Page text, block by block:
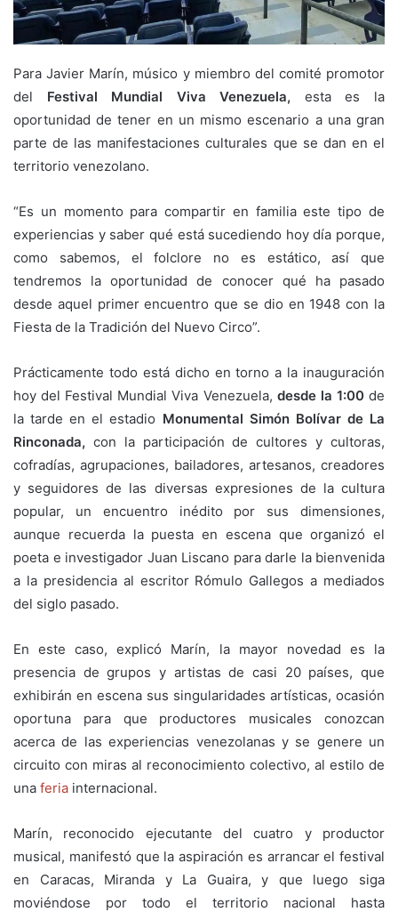
Para Javier Marín, músico y miembro del comité promotor
del Festival Mundial Viva Venezuela, esta es la
oportunidad de tener en un mismo escenario a una gran
parte de las manifestaciones culturales que se dan en el
territorio venezolano.
“Es un momento para compartir en familia este tipo de
experiencias y saber qué está sucediendo hoy día porque,
como sabemos, el folclore no es estático, así que
tendremos la oportunidad de conocer qué ha pasado
desde aquel primer encuentro que se dio en 1948 con la
Fiesta de la Tradición del Nuevo Circo”.
Prácticamente todo está dicho en torno a la inauguración
hoy del Festival Mundial Viva Venezuela, desde la 1:00de
la tarde en el estadio Monumental Simón Bolívar de La
Rinconada, con la participación de cultores y cultoras,
cofradías, agrupaciones, bailadores, artesanos, creadores
y seguidores de las diversas expresiones de la cultura
popular, un encuentro inédito por sus dimensiones,
aunque recuerda la puesta en escena que organizó el
poeta e investigador Juan Liscano para darle la bienvenida
a la presidencia al escritor Rómulo Gallegos a mediados
del siglo pasado.
En este caso, explicó Marín, la mayor novedad es la
presencia de grupos y artistas de casi 20 países, que
exhibirán en escena sus singularidades artísticas, ocasión
oportuna para que productores musicales conozcan
acerca de las experiencias venezolanas y se genere un
circuito con miras al reconocimiento colectivo, al estilo de
una feria internacional.
Marín, reconocido ejecutante del cuatro y productor
musical, manifestó que la aspiración es arrancar el festival
en Caracas, Miranda y La Guaira, y que luego siga
moviéndose por todo el territorio nacional hasta